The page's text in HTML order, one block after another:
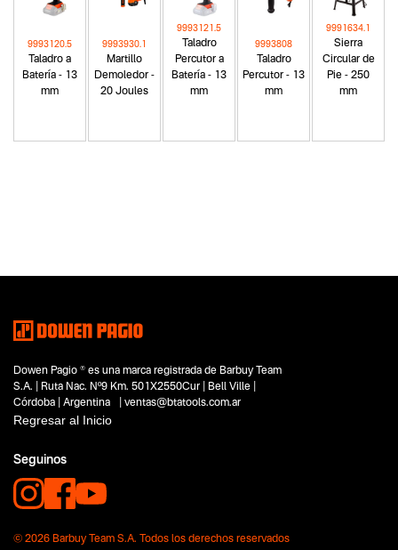
Taladro a
Batería - 13
mm
9993120.5
Martillo
Demoledor -
20 Joules
9993930.1
Taladro
Percutor a
Batería - 13
mm
9993121.5
Taladro
Percutor - 13
mm
9993808
Sierra
Circular de
Pie - 250
mm
9991634.1
Segmentos - pendiente
Construcción
18V
Funcion o uso
No items found.
Flex One
Dowen Pagio ® es una marca registrada de Barbuy Team
S.A. | Ruta Nac. Nº9 Km. 501X2550Cur | Bell Ville |
Córdoba | Argentina | ventas@btatools.com.ar
Regresar al Inicio
Seguinos
© 2026 Barbuy Team S.A. Todos los derechos reservados